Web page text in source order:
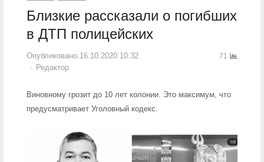
Близкие рассказали о погибших
в ДТП полицейских
Опубликовано:16.10.2020 10:32
Author
Редактор
71
Виновному грозит до 10 лет колонии. Это максимум, что
предусматривает Уголовный кодекс.